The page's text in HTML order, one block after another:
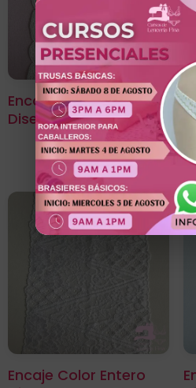
Encaje Color Entero
Diseño Clavel Blanco
Encaje Color Entero